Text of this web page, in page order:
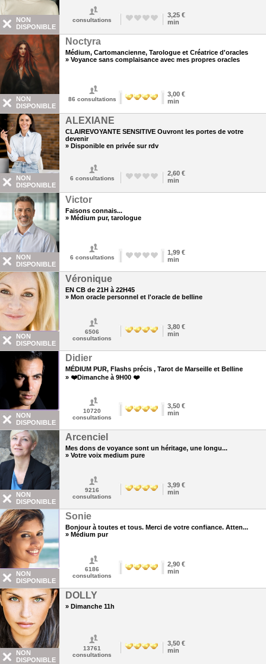
NON
DISPONIBLE
consultations
3,25 €
min
NON
DISPONIBLE
Noctyra
Médium, Cartomancienne, Tarologue et Créatrice d'oracles
» Voyance sans complaisance avec mes propres oracles
86 consultations
3,00 €
min
NON
DISPONIBLE
ALEXIANE
CLAIREVOYANTE SENSITIVE Ouvront les portes de votre
devenir
» Disponible en privée sur rdv
6 consultations
2,60 €
min
NON
DISPONIBLE
Victor
Faisons connais...
» Médium pur, tarologue
6 consultations
1,99 €
min
NON
DISPONIBLE
Véronique
EN CB de 21H à 22H45
» Mon oracle personnel et l'oracle de belline
6506
consultations
3,80 €
min
NON
DISPONIBLE
Didier
MÉDIUM PUR, Flashs précis , Tarot de Marseille et Belline
» ❤️Dimanche à 9H00 ❤️
10720
consultations
3,50 €
min
NON
DISPONIBLE
Arcenciel
Mes dons de voyance sont un héritage, une longu...
» Votre voix medium pure
9216
consultations
3,99 €
min
NON
DISPONIBLE
Sonie
Bonjour à toutes et tous. Merci de votre confiance. Atten...
» Médium pur
6186
consultations
2,90 €
min
NON
DISPONIBLE
DOLLY
» Dimanche 11h
13761
consultations
3,50 €
min